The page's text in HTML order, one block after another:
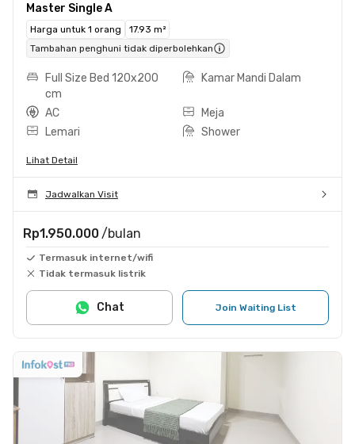
Master Single A
Harga untuk 1 orang
17.93 m²
Tambahan penghuni tidak diperbolehkan
Full Size Bed 120x200
cm
Kamar Mandi Dalam
AC
Meja
Lemari
Shower
Lihat Detail
Jadwalkan Visit
Rp1.950.000 /bulan
Termasuk internet/wifi
Tidak termasuk listrik
Join Waiting List
Chat